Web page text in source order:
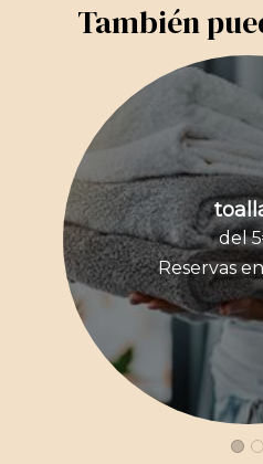
También
del
Reservas